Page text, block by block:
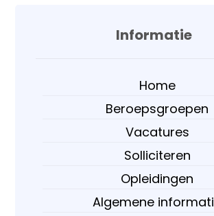
Informatie
Home
Beroepsgroepen
Vacatures
Solliciteren
Opleidingen
Algemene